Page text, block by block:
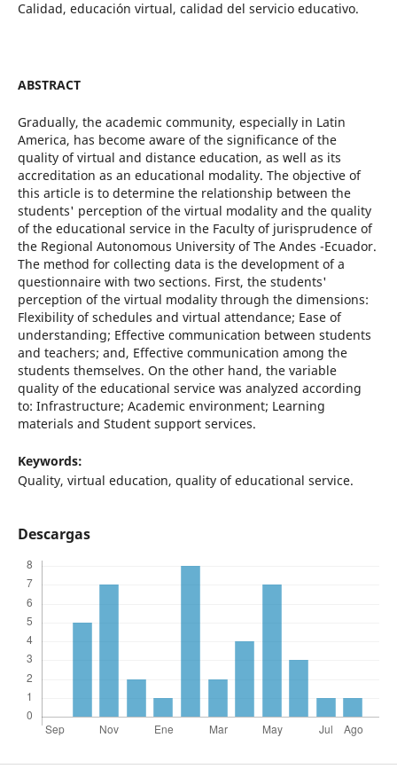
Calidad, educación virtual, calidad del servicio educativo.
ABSTRACT
Gradually, the academic community, especially in Latin
America, has become aware of the significance of the
quality of virtual and distance education, as well as its
accreditation as an educational modality. The objective of
this article is to determine the relationship between the
students' perception of the virtual modality and the quality
of the educational service in the Faculty of jurisprudence of
the Regional Autonomous University of The Andes -Ecuador.
The method for collecting data is the development of a
questionnaire with two sections. First, the students'
perception of the virtual modality through the dimensions:
Flexibility of schedules and virtual attendance; Ease of
understanding; Effective communication between students
and teachers; and, Effective communication among the
students themselves. On the other hand, the variable
quality of the educational service was analyzed according
to: Infrastructure; Academic environment; Learning
materials and Student support services.
Keywords:
Quality, virtual education, quality of educational service.
Descargas